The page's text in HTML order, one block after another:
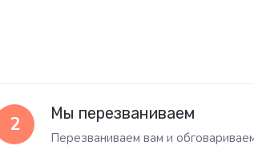
2 Мы перезваниваем
Перезваниваем вам и